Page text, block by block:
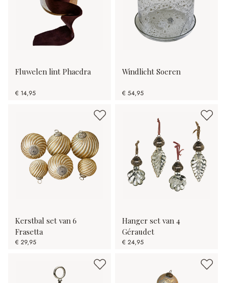
Fluwelen lint Phaedra
€ 14,95
Windlicht Soeren
€ 54,95
Kerstbal set van 6
Frasetta
€ 29,95
Hanger set van 4
Géraudet
€ 24,95